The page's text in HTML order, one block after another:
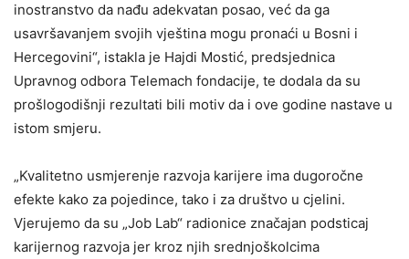
inostranstvo da nađu adekvatan posao, već da ga
usavršavanjem svojih vještina mogu pronaći u Bosni i
Hercegovini“, istakla je Hajdi Mostić, predsjednica
Upravnog odbora Telemach fondacije, te dodala da su
prošlogodišnji rezultati bili motiv da i ove godine nastave u
istom smjeru.
„Kvalitetno usmjerenje razvoja karijere ima dugoročne
efekte kako za pojedince, tako i za društvo u cjelini.
Vjerujemo da su „Job Lab“ radionice značajan podsticaj
karijernog razvoja jer kroz njih srednjoškolcima